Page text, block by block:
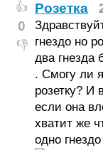
👍
0
👎
Розетка
гнездо но
два гнезда
. Смогу ли
розетку? И
если она
хватит же
одно